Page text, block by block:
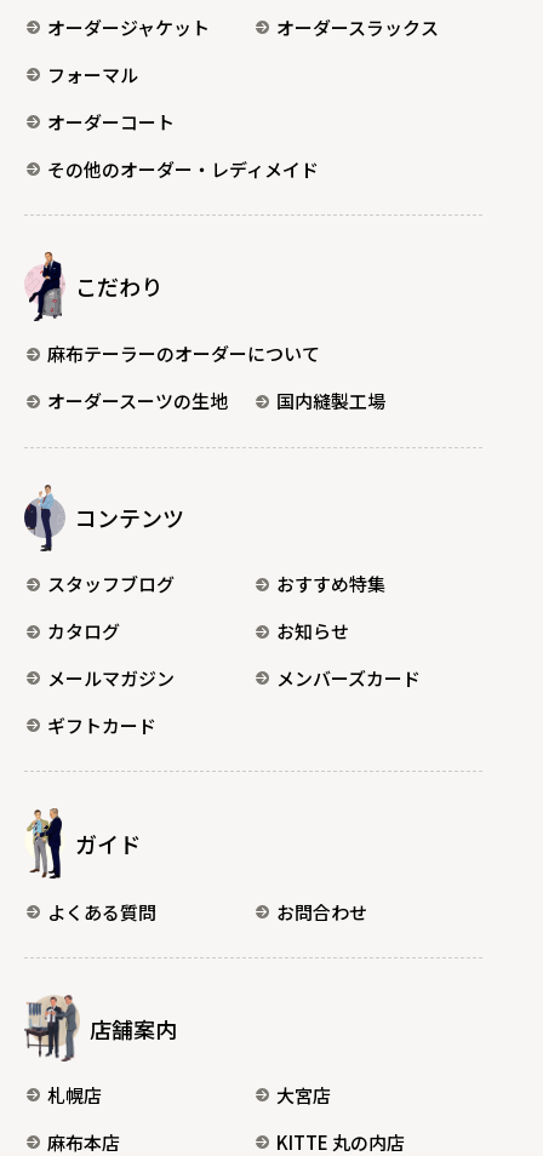
オーダージャケット
オーダースラックス
フォーマル
オーダーコート
その他のオーダー・レディメイド
こだわり
麻布テーラーのオーダーについて
オーダースーツの生地
国内縫製工場
コンテンツ
スタッフブログ
おすすめ特集
カタログ
お知らせ
メールマガジン
メンバーズカード
ギフトカード
ガイド
よくある質問 お問合わせ
店舗案内
札幌店
大宮店
麻布本店
KITTE 丸の内店